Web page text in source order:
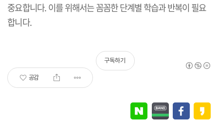
중요합니다. 이를 위해서는 꼼꼼한 단계별 학습과 반복이 필요
합니다.
공감
구독하기